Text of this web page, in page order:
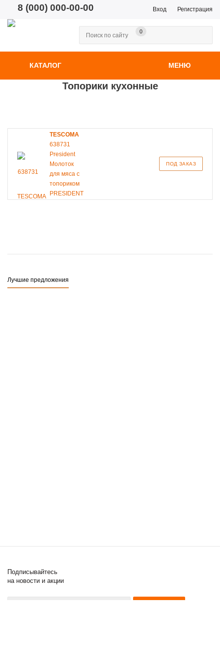
8 (000) 000-00-00 Вход Регистрация
КАТАЛОГ МЕНЮ
0
Топорики кухонные
TESCOMA
638731
President
Молоток
для мяса с
топориком
PRESIDENT
ПОД ЗАКАЗ
Лучшие предложения
Подписывайтесь
на новости и акции